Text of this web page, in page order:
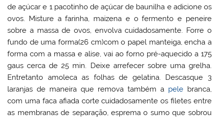
de açúcar e 1 pacotinho de açúcar de baunilha e adicione os
ovos. Misture a farinha, maizena e o fermento e peneire
sobre a massa de ovos, envolva cuidadosamente. Forre o
fundo de uma forma(26 cm)com o papel manteiga, encha a
forma com a massa e alise, vai ao forno pré-aquecido a 175
gaus cerca de 25 min. Deixe arrefecer sobre uma grelha.
Entretanto amoleca as folhas de gelatina. Descasque 3
laranjas de maneira que remova também a pelebranca,
com uma faca afiada corte cuidadosamente os filetes entre
as membranas de separação, esprema o sumo que sobrou